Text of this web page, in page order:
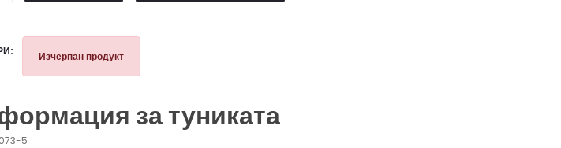
Изчерпан продукт
за туниката
5